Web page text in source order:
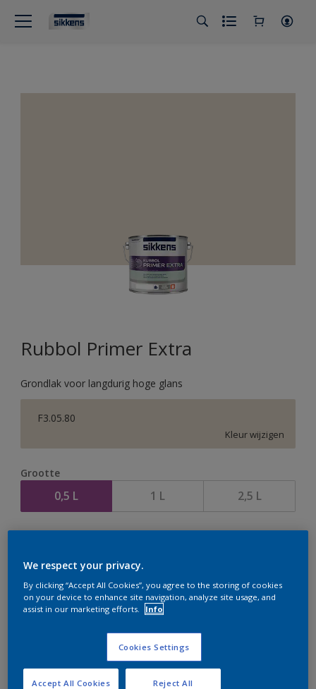
Rubbol Primer Extra
Grondlak voor langdurig hoge glans
F3.05.80
Kleur wijzigen
Grootte
0,5 L 1 L 2,5 L
Op dit moment is het niet mogelijk dit product online
te bestellen. Houd de website in de gaten, we werken
er hard aan om de voorraad aan te vullen.
We respect your privacy.
By clicking “Accept All Cookies”, you agree to the storing of cookies
on your device to enhance site navigation, analyze site usage, and
assist in our marketing efforts.
Info
Cookies Settings
Reject All
Accept All Cookies